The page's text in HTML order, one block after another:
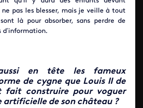
ne pas les blesser, mais je veille à tout
là pour absorber, sans perdre de
d’information.
en tête les fameux
de cygne que Louis II de
fait construire pour voguer
artificielle de son château ?